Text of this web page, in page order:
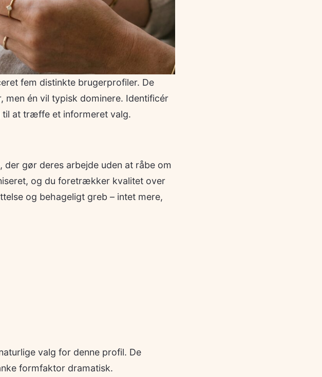
fem distinkte brugerprofiler. De
men én vil typisk dominere. Identificér
at træffe et informeret valg.
gør deres arbejde uden at råbe om
og du foretrækker kvalitet over
og behageligt greb – intet mere,
valg for denne profil. De
formfaktor dramatisk.